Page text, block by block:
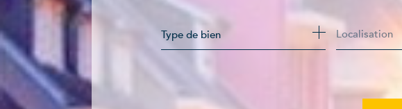
de l'ancien
de l'immo pro
Type de bien